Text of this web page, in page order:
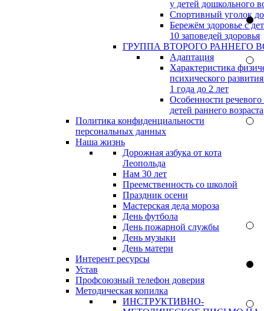
у детей дошкольного
Спортивный уголок
Бережём здоровье с
10 заповедей здоровья
ГРУППА ВТОРОГО РАННЕГО
Адаптация
Характеристика
психического
1 года до 2 лет
Особенности речевого
детей раннего возраста
Политика конфиденциальности
персональных данных
Наша жизнь
Дорожная азбука от кота
Леопольда
Нам 30 лет
Преемственность со школой
Праздник осени
Мастерская деда мороза
День футбола
День пожарной службы
День музыки
День матери
Интерент ресурсы
Устав
Профсоюзный телефон доверия
Методическая копилка
ИНСТРУКТИВНО-